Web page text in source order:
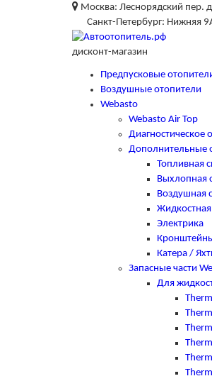
Москва: Леснорядский пер.
Санкт-Петербург: Нижняя
дисконт-магазин
Предпусковые
Воздушные отопители
Webasto
Webasto Air Top
Диагностическое
Дополнительные
Топливная
Выхлопная
Воздушная
Жидкостная
Электрика
Катера /
Запасные части
Для